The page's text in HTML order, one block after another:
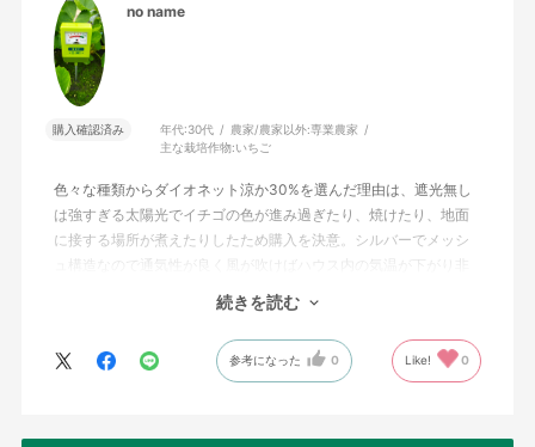
no name
購入確認済み 年代:30代 農家/農家以外:専業農家
主な栽培作物:いちご
色々な種類からダイオネット涼か30%を選んだ理由は、遮光無し
は強すぎる太陽光でイチゴの色が進み過ぎたり、焼けたり、地面
に接する場所が煮えたりしたため購入を決意。シルバーでメッシ
ュ構造なので通気性が良く風が吹けばハウス内の気温が下がり非
また上記に上げたイチゴの果実に出る障害は完全に消えて規格内
の商品が増えたため良い設備投資になった。
以上より星5つで評価します。
続きを読む
参考になった 0 Like! 0